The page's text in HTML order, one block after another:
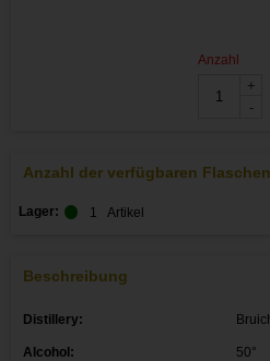
Anzahl
+
-
Anzahl der verfügbaren Flaschen
Lager: 1 Artikel
Beschreibung
Distillery:
Alcohol: 50°